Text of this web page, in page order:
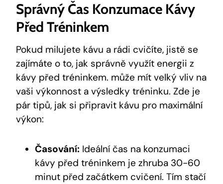
Správný ⁣čas Konzumace Kávy
Před Tréninkem
Pokud milujete kávu⁣ a rádi cvičíte, jistě se
‌zajímáte o ⁣to, jak správně využít⁣ energii z
kávy před ‍tréninkem. může mít velký vliv ⁤na
vaši ‌výkonnost a výsledky tréninku.⁣ Zde je
pár tipů, jak si připravit kávu pro maximální
výkon:
Časování: Ideální čas na konzumaci⁤
kávy před tréninkem je‌ zhruba‍ 30-60⁣
minut před ⁤začátkem cvičení. Tím stačí